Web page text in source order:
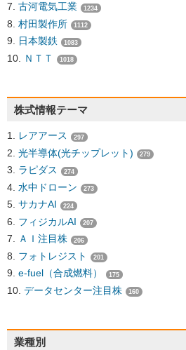
古河電気工業 1234
村田製作所 1112
日本製鉄 1083
ＮＴＴ 1018
株式情報テーマ
レアアース 297
光半導体(光チップレット) 279
ラピダス 274
水中ドローン 273
サカナAI 224
フィジカルAI 207
ＡＩ注目株 206
フォトレジスト 201
e-fuel（合成燃料） 175
データセンター注目株 160
業種別